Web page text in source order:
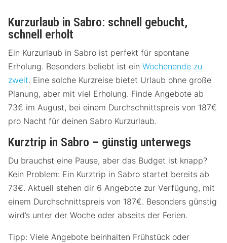
Kurzurlaub in Sabro: schnell gebucht,
schnell erholt
Ein Kurzurlaub in Sabro ist perfekt für spontane
Erholung. Besonders beliebt ist ein Wochenende zu
zweit. Eine solche Kurzreise bietet Urlaub ohne große
Planung, aber mit viel Erholung. Finde Angebote ab
73€ im August, bei einem Durchschnittspreis von 187€
pro Nacht für deinen Sabro Kurzurlaub.
Kurztrip in Sabro – günstig unterwegs
Du brauchst eine Pause, aber das Budget ist knapp?
Kein Problem: Ein Kurztrip in Sabro startet bereits ab
73€. Aktuell stehen dir 6 Angebote zur Verfügung, mit
einem Durchschnittspreis von 187€. Besonders günstig
wird’s unter der Woche oder abseits der Ferien.
Tipp: Viele Angebote beinhalten Frühstück oder